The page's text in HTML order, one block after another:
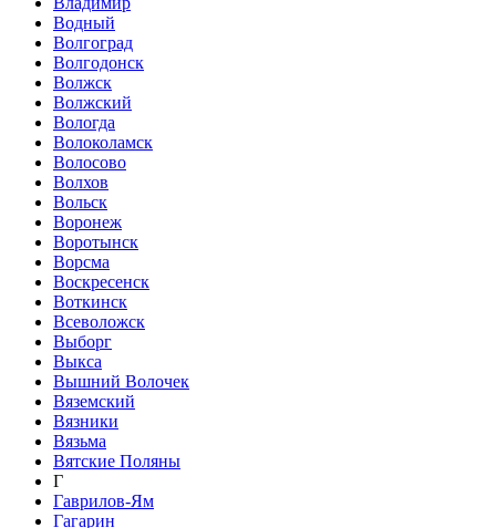
Водный
Волгоград
Волгодонск
Волжск
Волжский
Вологда
Волоколамск
Волосово
Волхов
Вольск
Воронеж
Воротынск
Ворсма
Воскресенск
Воткинск
Всеволожск
Выборг
Выкса
Вышний Волочек
Вяземский
Вязники
Вязьма
Вятские Поляны
Г
Гаврилов-Ям
Гагарин